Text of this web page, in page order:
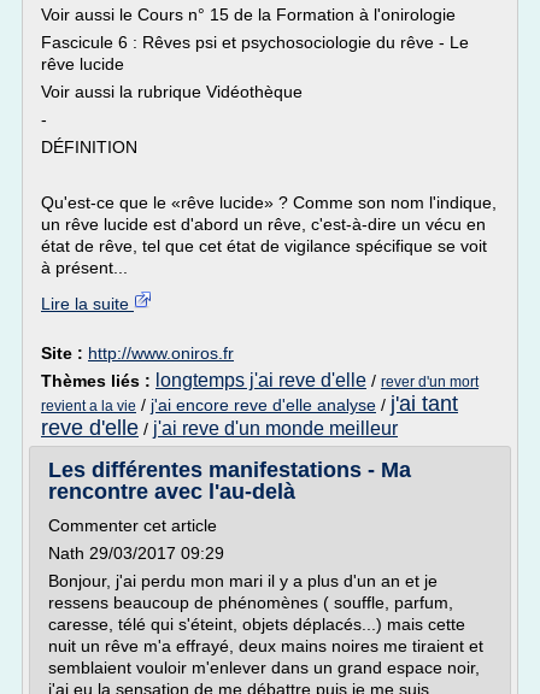
Voir aussi le Cours n° 15 de la Formation à l'onirologie
Fascicule 6 : Rêves psi et psychosociologie du rêve - Le
rêve lucide
Voir aussi la rubrique Vidéothèque
-
DÉFINITION
Qu'est-ce que le «rêve lucide» ? Comme son nom l'indique,
un rêve lucide est d'abord un rêve, c'est-à-dire un vécu en
état de rêve, tel que cet état de vigilance spécifique se voit
à présent...
Lire la suite
Site : http://www.oniros.fr
Thèmes liés : longtemps j'ai reve d'elle / rever d'un mort
revient a la vie / j'ai encore reve d'elle analyse / j'ai tant
reve d'elle / j'ai reve d'un monde meilleur
Les différentes manifestations - Ma
rencontre avec l'au-delà
Commenter cet article
Nath 29/03/2017 09:29
Bonjour, j'ai perdu mon mari il y a plus d'un an et je
ressens beaucoup de phénomènes ( souffle, parfum,
caresse, télé qui s'éteint, objets déplacés...) mais cette
nuit un rêve m'a effrayé, deux mains noires me tiraient et
semblaient vouloir m'enlever dans un grand espace noir,
j'ai eu la sensation de me débattre puis je me suis